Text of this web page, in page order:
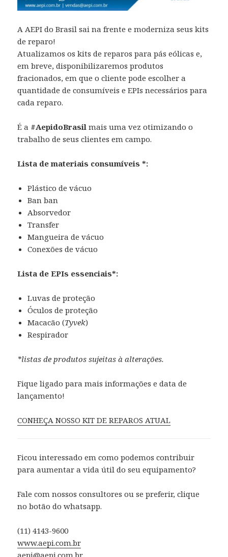
A AEPI do Brasil sai na frente e moderniza seus kits
de reparo!
Atualizamos os kits de reparos para pás eólicas e,
em breve, disponibilizaremos produtos
fracionados, em que o cliente pode escolher a
quantidade de consumíveis e EPIs necessários para
cada reparo.
É a #AepidoBrasil mais uma vez otimizando o
trabalho de seus clientes em campo.
Lista de materiais consumíveis *:
Plástico de vácuo
Ban ban
Absorvedor
Transfer
Mangueira de vácuo
Conexões de vácuo
Lista de EPIs essenciais*:
Luvas de proteção
Óculos de proteção
Macacão (Tyvek)
Respirador
*listas de produtos sujeitas à alterações.
Fique ligado para mais informações e data de
lançamento!
CONHEÇA NOSSO KIT DE REPAROS ATUAL
Ficou interessado em como podemos contribuir
para aumentar a vida útil do seu equipamento?
Fale com nossos consultores ou se preferir, clique
no botão do whatsapp.
(11) 4143-9600
www.aepi.com.br